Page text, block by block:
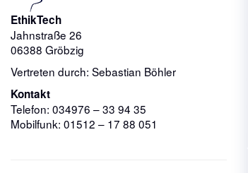
EthikTech
Jahnstraße 26
06388 Gröbzig
Vertreten durch: Sebastian Böhler
Kontakt
Telefon: 034976 – 33 94 35
Mobilfunk: 01512 – 17 88 051